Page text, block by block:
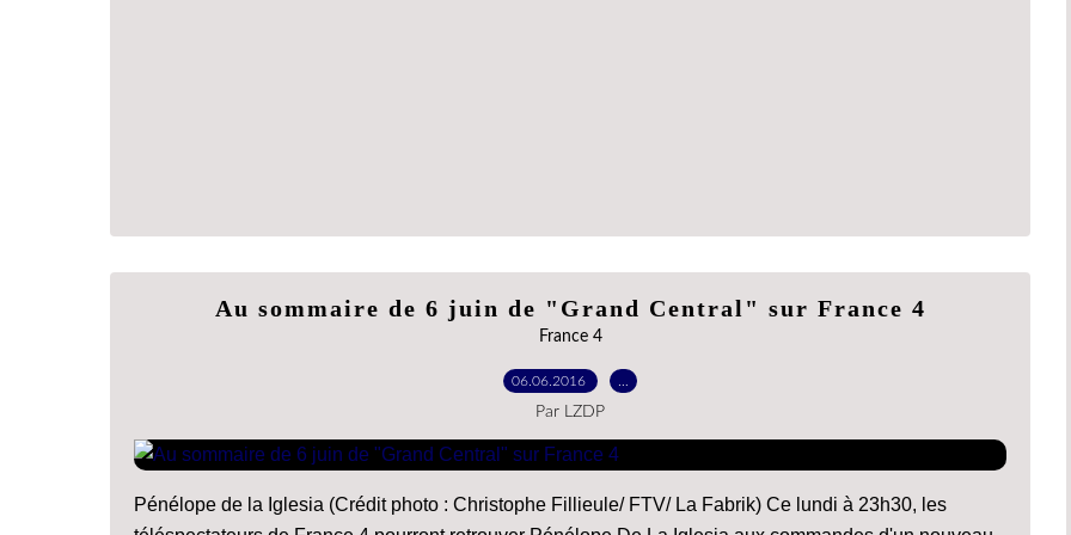
Au sommaire de 6 juin de "Grand Central" sur France 4
France 4
06.06.2016
Par LZDP
Pénélope de la Iglesia (Crédit photo : Christophe Fillieule/ FTV/ La Fabrik) Ce lundi à 23h30, les